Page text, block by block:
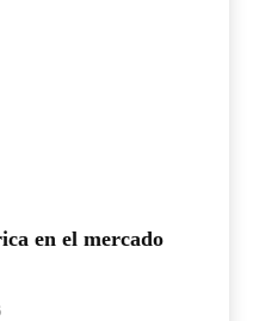
en el mercado